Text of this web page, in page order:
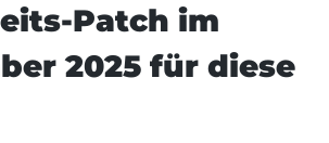
Patch im
2025 für diese